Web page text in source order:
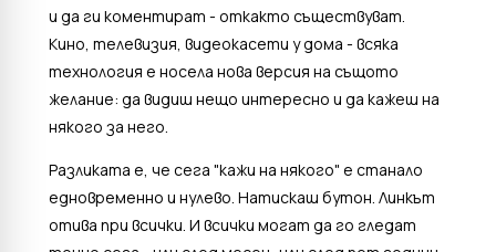
и да ги коментират - откакто съществуват.
Кино, телевизия, видеокасети у дома - всяка
технология е носела нова версия на същото
желание: да видиш нещо интересно и да кажеш на
някого за него.
Разликата е, че сега "кажи на някого" е станало
едновременно и нулево. Натискаш бутон. Линкът
отива при всички. И всички могат да го гледат